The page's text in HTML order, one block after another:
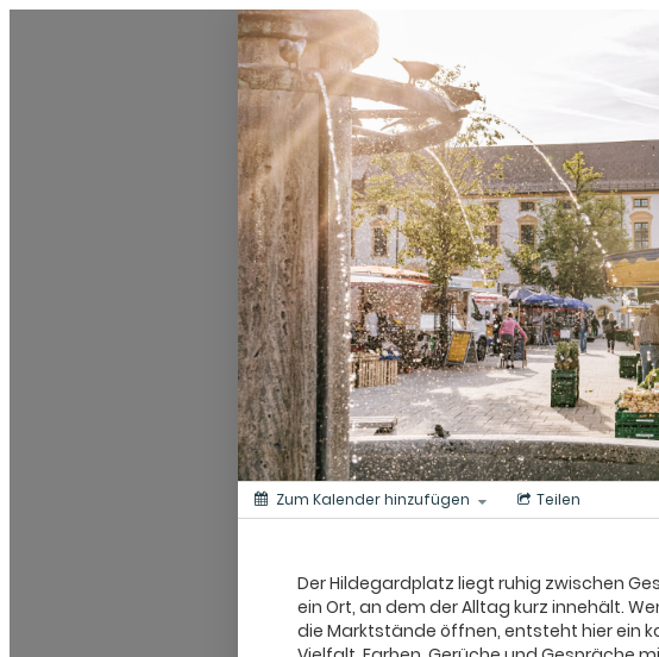
0831 - das Kemptener Stadtmagazin
Zum Kalender hinzufügen Teilen
Der Hildegardplatz liegt ruhig zwischen
ein Ort, an dem der Alltag kurz innehält.
die Marktstände öffnen, entsteht hier ein